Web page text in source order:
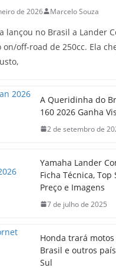
de 2026 Marcelo Souza
lançou no Brasil a Lander
on/off-road de 250cc. Ela
A Queridinha do
160 2026 Ganha
2 de setembro de
Yamaha Lander
Ficha Técnica, Top
Preço e Imagens
7 de julho de 2025
Honda trará
Brasil e outros
Sul